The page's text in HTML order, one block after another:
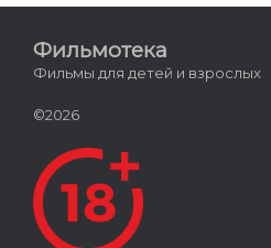
Фильмотека
Фильмы для детей и взрослых
©2026